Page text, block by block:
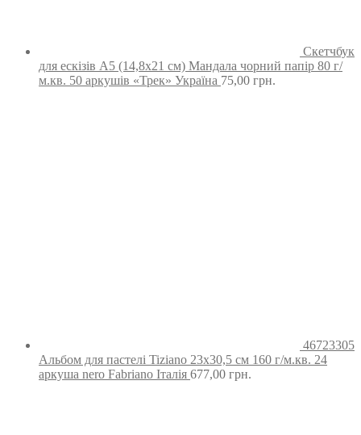
Скетчбук
для ескізів А5 (14,8х21 см) Мандала чорний папір 80 г/
м.кв. 50 аркушів «Трек» Україна 75,00 грн.
46723305
Альбом для пастелі Tiziano 23х30,5 см 160 г/м.кв. 24
аркуша nero Fabriano Італія 677,00 грн.